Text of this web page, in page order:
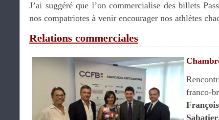
J’ai suggéré que l’on commercialise des billets
nos compatriotes à venir encourager nos athlètes
Relations commerciales
franco-
Sabatier